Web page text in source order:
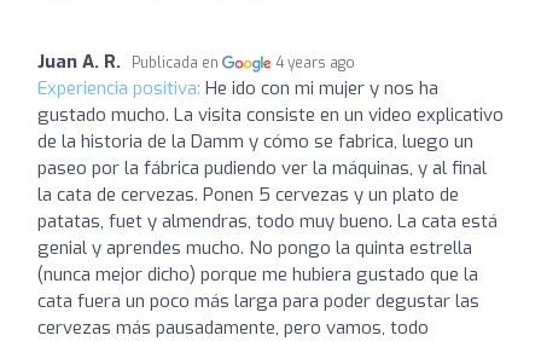
Juan A. R. Publicada en 4 years ago
Experiencia positiva: He ido con mi mujer y nos ha
gustado mucho. La visita consiste en un video explicativo
de la historia de la Damm y cómo se fabrica, luego un
paseo por la fábrica pudiendo ver la máquinas, y al final
la cata de cervezas. Ponen 5 cervezas y un plato de
patatas, fuet y almendras, todo muy bueno. La cata está
genial y aprendes mucho. No pongo la quinta estrella
(nunca mejor dicho) porque me hubiera gustado que la
cata fuera un poco más larga para poder degustar las
cervezas más pausadamente, pero vamos, todo